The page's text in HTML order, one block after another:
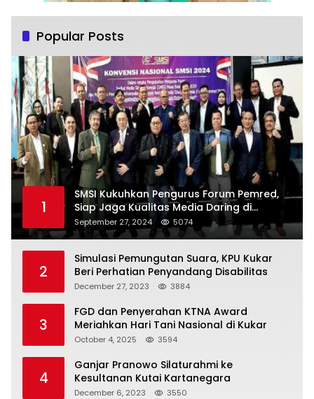
Popular Posts
1
SMSI Kukuhkan Pengurus Forum Pemred,
Siap Jaga Kualitas Media Daring di
Indonesia
September 27, 2024 5074
2
Simulasi Pemungutan Suara, KPU Kukar
Beri Perhatian Penyandang Disabilitas
December 27, 2023 3884
3
FGD dan Penyerahan KTNA Award
Meriahkan Hari Tani Nasional di Kukar
October 4, 2025 3594
4
Ganjar Pranowo Silaturahmi ke
Kesultanan Kutai Kartanegara
December 6, 2023 3550